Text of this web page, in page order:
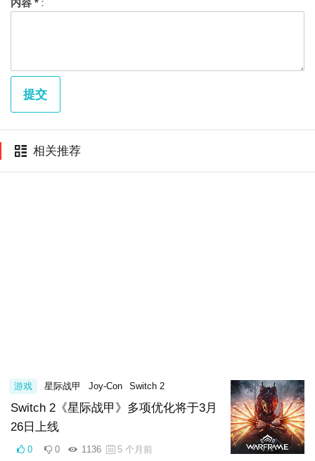
提交
相关推荐
Switch 2《星际战甲》多项优化将于3月
26日上线
游戏 星际战甲 Joy-Con Switch 2
0 0 1136 5 个月前